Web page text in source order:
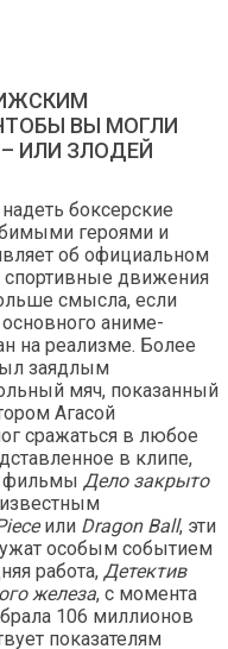
ВЫ МОГЛИ
ИЛИ ЗЛОДЕЙ
боксерские
героями и
об официальном
спортивные движения
смысла, если
аниме-
на реализме. Более
заядлым
мяч, показанный
Агасой
сражаться в любое
в клипе,
фильмы Дело закрыто
или Dragon Ball, эти
особым событием
работа, Детектив
железа, с момента
106 миллионов
показателям